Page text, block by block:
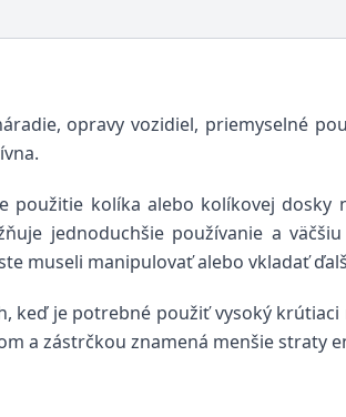
opravy vozidiel, priemyselné
použitie kolíka alebo kolíkovej
jednoduchšie používanie a
museli manipulovať alebo vkladať
je potrebné použiť vysoký
a zástrčkou znamená menšie straty